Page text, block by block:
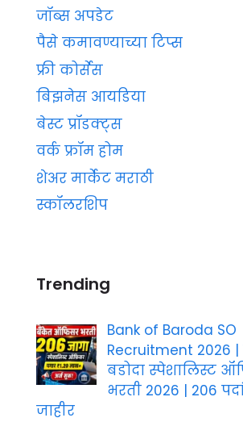
जॉब्स अपडेट
पैसे कमावण्याच्या टिप्स
फ्री कोर्सेस
बिझनेस आयडिया
बेस्ट प्रॉडक्ट्स
वर्क फ्रॉम होम
शेअर मार्केट मराठी
स्कॉलरशिप
Trending
Bank of Baroda SO
Recruitment
बडोदा स्पेशालिस्ट
भरती 2026 | 206
जाहीर